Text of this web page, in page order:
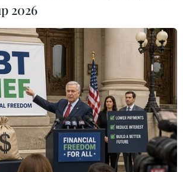
& Hove Albion, chiến thắng
đã đưa họ thẳng tiến vào vòng
dự báo sẽ là thách thức với
các đội bóng mạnh khác ở
như Manchester City,
hay Tottenham cũng đều đã
vòng 5.
2026